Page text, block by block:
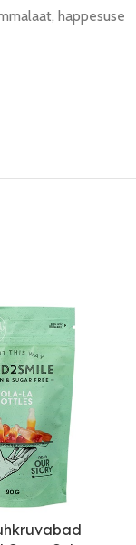
happesuse